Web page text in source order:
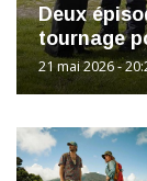
Deux
tournage
21 mai 2026 -